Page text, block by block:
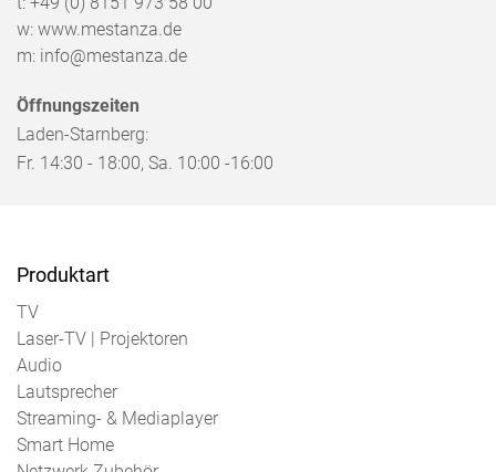
w: www.mestanza.de
m: info@mestanza.de
Öffnungszeiten
Laden-Starnberg:
Fr. 14:30 - 18:00, Sa. 10:00 -16:00
Produktart
TV
Laser-TV | Projektoren
Audio
Lautsprecher
Streaming- & Mediaplayer
Smart Home